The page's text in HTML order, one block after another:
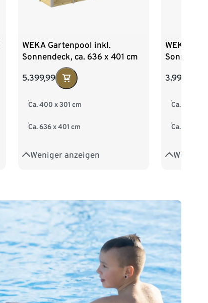
WEKA Gartenpool inkl.
Sonnendeck, ca. 636 x 401 cm
5.399,99
Weniger anzeigen
Ca. 400 x 301 cm
Ca. 636 x 401 cm
WEKA
3.999,99
Weniger
Ca. 400 x
Ca. 636 x